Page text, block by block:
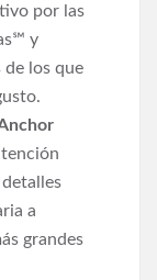
por las
y
de los que
a
grandes